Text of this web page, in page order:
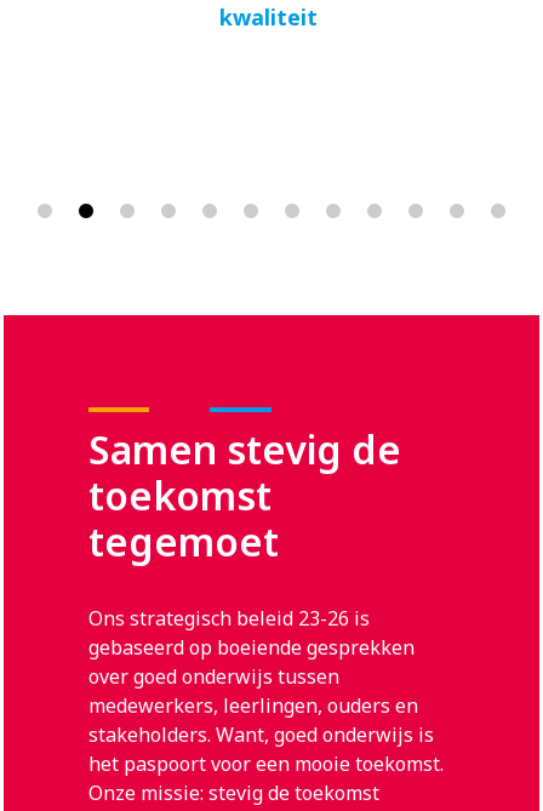
kwaliteit
Samen stevig de
toekomst
tegemoet
Ons strategisch beleid 23-26 is
gebaseerd op boeiende gesprekken
over goed onderwijs tussen
medewerkers, leerlingen, ouders en
stakeholders. Want, goed onderwijs is
het paspoort voor een mooie toekomst.
Onze missie: stevig de toekomst